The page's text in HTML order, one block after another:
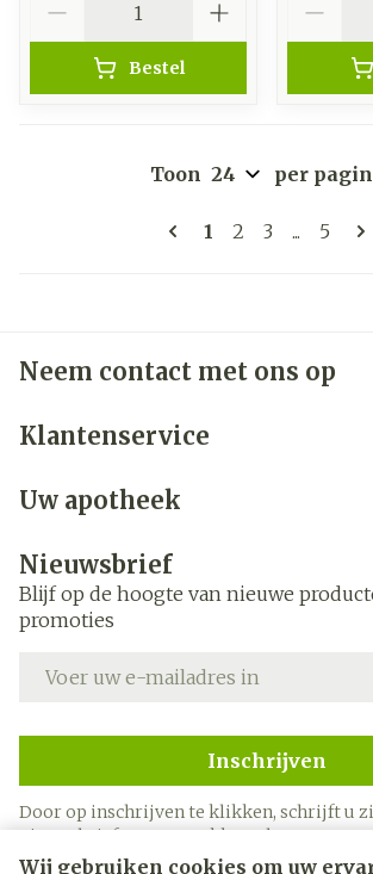
Wij gebruiken cookies om uw
Bestel
Pagina's
U lees
1 Pagina
2 Pagina
3 ... Pagina
5
Toon per
Neem contact met ons op
Klantenservice
Uw apotheek
Nieuwsbrief
Blijf op de hoogte van nieuwe
promoties
Inschrijven
Door op inschrijven te klikken, schrijft u
nieuwsbrief en gaat u akkoord met onze